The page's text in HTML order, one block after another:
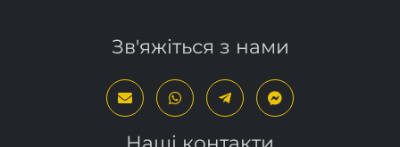
Зв'яжіться з нами